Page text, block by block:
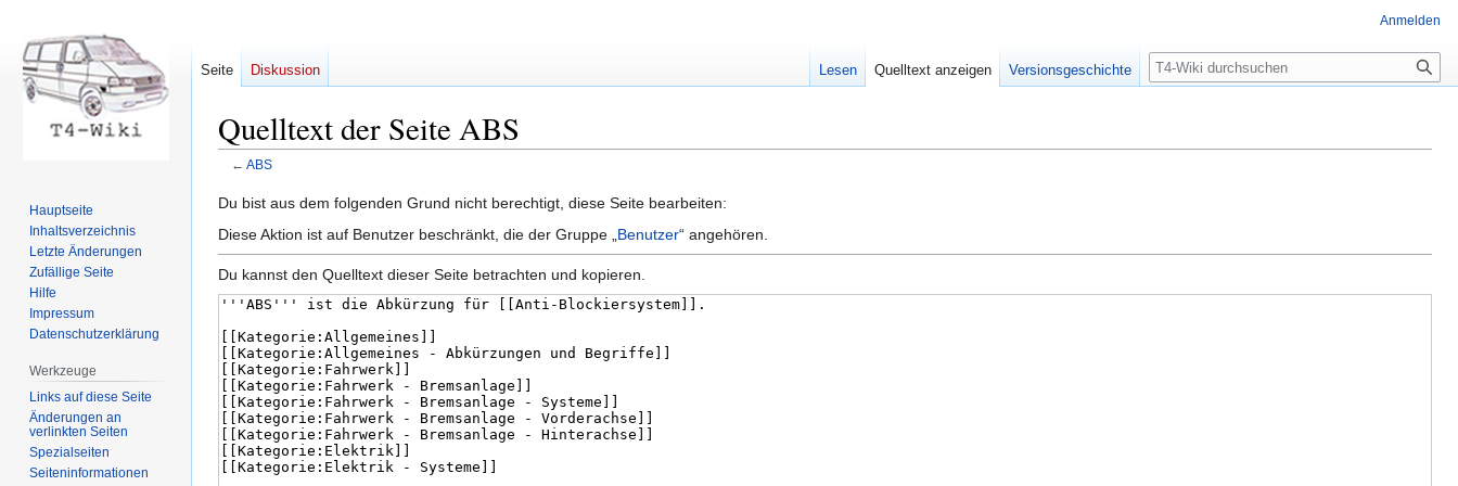
Quelltext der Seite ABS
← ABS
Zur
Navigation
Zur
Suche
Du bist aus dem folgenden Grund nicht berechtigt, diese Seite bearbeiten:
Diese Aktion ist auf Benutzer beschränkt, die der Gruppe „ Benutzer“ angehören.
Du kannst den Quelltext dieser Seite betrachten und kopieren.
Anmelden
Seite Diskussion Lesen Quelltext anzeigen Versionsgeschichte Suche
Hauptseite
Inhaltsverzeichnis
Letzte Änderungen
Zufällige Seite
Hilfe
Impressum
Datenschutzerklärung
Werkzeuge
Links auf diese Seite
Änderungen an
verlinkten Seiten
Spezialseiten
Seiten­informationen